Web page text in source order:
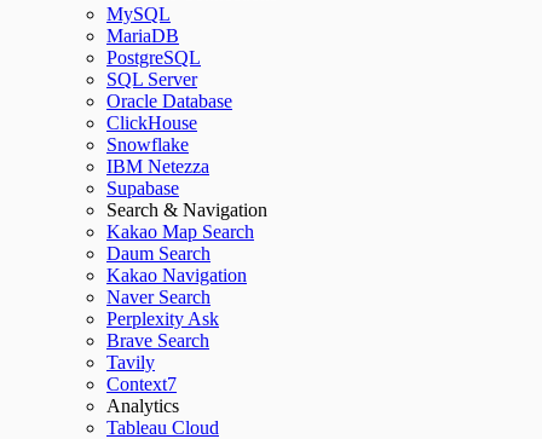
MySQL
MariaDB
PostgreSQL
SQL Server
Oracle Database
ClickHouse
Snowflake
IBM Netezza
Supabase
Search & Navigation
Kakao Map Search
Daum Search
Kakao Navigation
Naver Search
Perplexity Ask
Brave Search
Tavily
Context7
Analytics
Tableau Cloud